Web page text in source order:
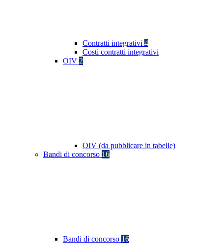
Contratti integrativi 4
Costi contratti integrativi
OIV 2
OIV (da pubblicare in tabelle)
Bandi di concorso 16
Bandi di concorso 16